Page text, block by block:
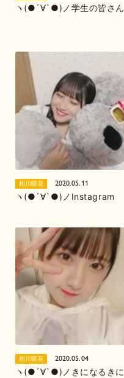
ヽ(●´∀`●)ノ学生の皆さん
相川暖花 2020.05.11
ヽ(●´∀`●)ノInstagram
相川暖花 2020.05.04
ヽ(●´∀`●)ノきになるきに